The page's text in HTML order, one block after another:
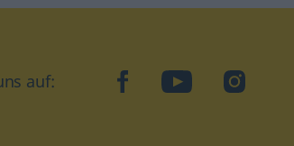
auf: facebookYouTubeInstagram